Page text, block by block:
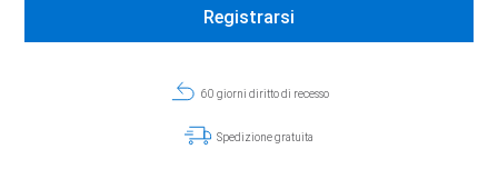
60 giorni diritto di recesso
Spedizione gratuita